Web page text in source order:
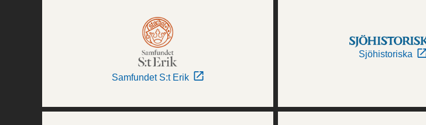
Samfundet S:t Erik
Sjöhistoriska